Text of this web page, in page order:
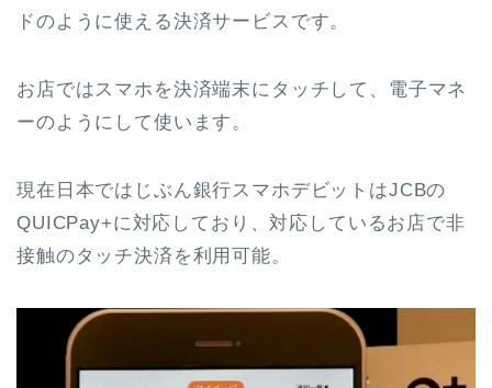
ドのように使える決済サービスです。
お店ではスマホを決済端末にタッチして、電子マネ
ーのようにして使います。
現在日本ではじぶん銀行スマホデビットはJCBの
QUICPay+に対応しており、対応しているお店で非
接触のタッチ決済を利用可能。